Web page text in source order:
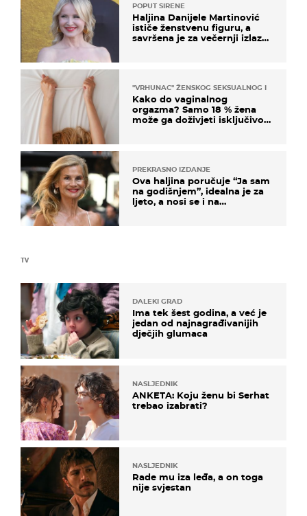
TV
DALEKI GRAD
Ima tek šest godina, a već je
jedan od najnagrađivanijih
dječjih glumaca
NASLJEDNIK
ANKETA: Koju ženu bi Serhat
trebao izabrati?
NASLJEDNIK
Rade mu iza leđa, a on toga
nije svjestan
POPUT SIRENE
Haljina Danijele Martinović
ističe ženstvenu figuru, a
savršena je za večernji izlazak
"VRHUNAC" ŽENSKOG SEKSUALNOG ISKUSTVA
Kako do vaginalnog
orgazma? Samo 18 % žena
može ga doživjeti isključivo
PREKRASNO IZDANJE
Ova haljina poručuje “Ja sam
na godišnjem”, idealna je za
ljeto, a nosi se i na